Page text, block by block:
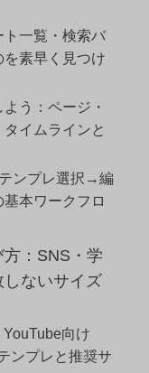
一覧・検索バ
素早く見つけ
う：ページ・
イムラインと
ンプレ選択→編
本ワークフロ
：SNS・学
ないサイズ
向け
ンプレと推奨サ